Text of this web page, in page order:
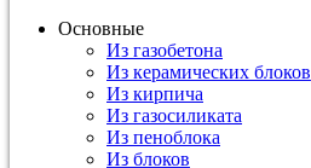
Основные
Из газобетона
Из керамических блоков
Из кирпича
Из газосиликата
Из пеноблока
Из блоков